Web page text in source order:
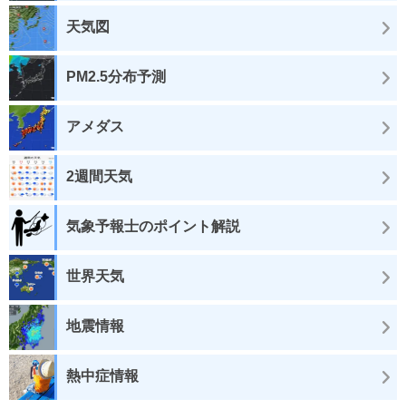
天気図
PM2.5分布予測
アメダス
2週間天気
気象予報士のポイント解説
世界天気
地震情報
熱中症情報